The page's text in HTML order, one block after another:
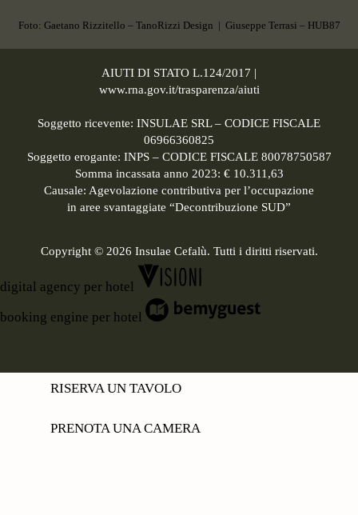
Foto: Gaetano Rizzitello – TanoRizzi Design | Giuseppe Terrasi – HUB87
AIUTI DI STATO L.124/2017 |
www.rna.gov.it/trasparenza/aiuti
Soggetto ricevente: INSULAE SRL – CODICE FISCALE
06966360825
Soggetto erogante: INPS – CODICE FISCALE 80078750587
Somma incassata anno 2023: € 10.311,63
Causale: Agevolazione contributiva per l’occupazione
in aree svantaggiate “Decontribuzione SUD”
Copyright © 2026 Insulae Cefalù. Tutti i diritti riservati.
digital agency per hotel
booking engine per hotel
RISERVA UN TAVOLO
PRENOTA UNA CAMERA